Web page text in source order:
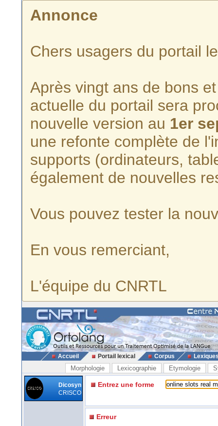
Annonce
Chers usagers du portail
Après vingt ans de bons
actuelle du portail sera
nouvelle version au 1er
une refonte complète de
supports (ordinateurs,
également de nouvelles
Vous pouvez tester la
En vous remerciant,
L'équipe du CNRTL
Accueil Portail lexical Corpus
Morphologie Lexicographie Etymologie
Dicosyn
CRISCO
Entrez une forme
Erreur